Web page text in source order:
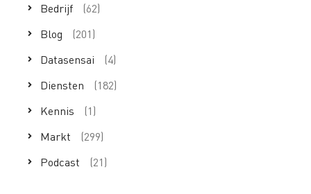
Bedrijf
(62)
Blog
(201)
Datasensai
(4)
Diensten
(182)
Kennis
(1)
Markt
(299)
Podcast
(21)